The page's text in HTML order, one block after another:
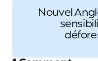
Nouvel